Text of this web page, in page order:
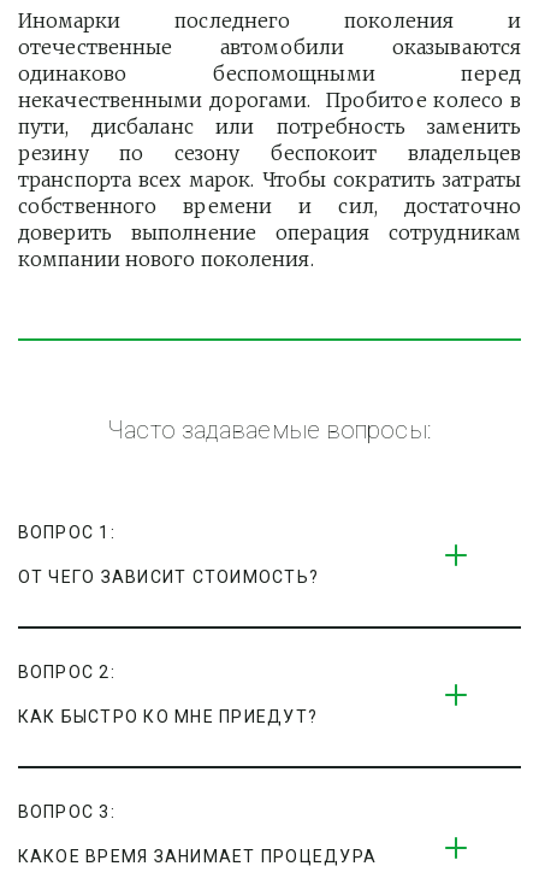
Иномарки последнего поколения и
отечественные автомобили оказываются
одинаково беспомощными перед
некачественными дорогами. Пробитое колесо в
пути, дисбаланс или потребность заменить
резину по сезону беспокоит владельцев
транспорта всех марок. Чтобы сократить затраты
собственного времени и сил, достаточно
доверить выполнение операция сотрудникам
компании нового поколения.
Часто задаваемые вопросы:
ВОПРОС 1:
ОТ ЧЕГО ЗАВИСИТ СТОИМОСТЬ?
ВОПРОС 2:
КАК БЫСТРО КО МНЕ ПРИЕДУТ?
ВОПРОС 3:
КАКОЕ ВРЕМЯ ЗАНИМАЕТ ПРОЦЕДУРА